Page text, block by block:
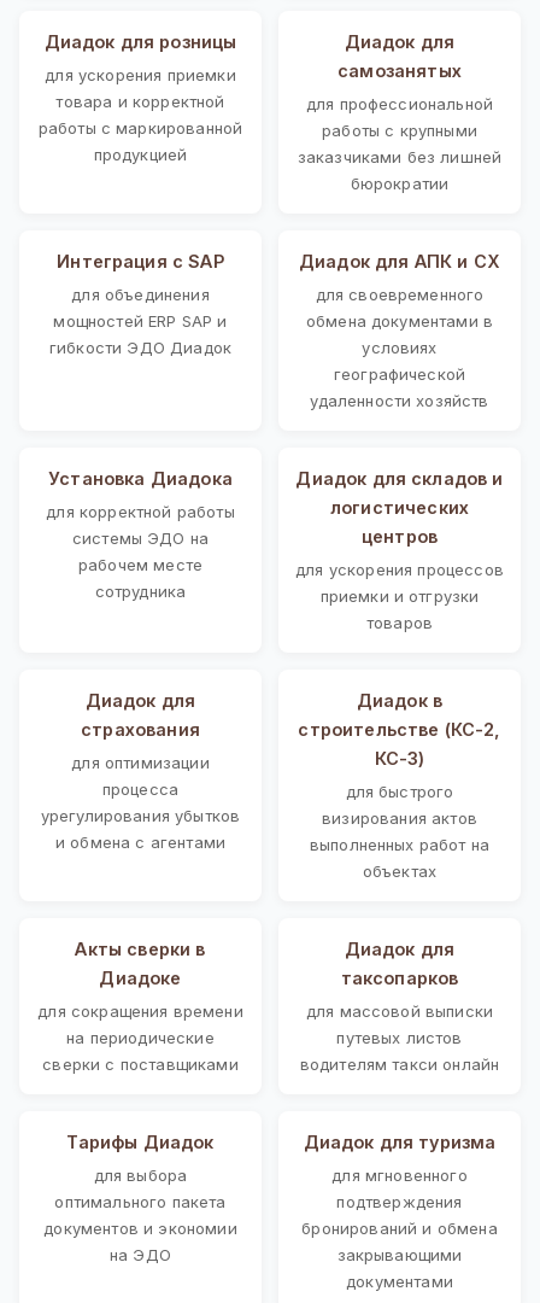
Диадок для розницы
для ускорения приемки
товара и корректной
работы с маркированной
продукцией
Диадок для
самозанятых
для профессиональной
работы с крупными
заказчиками без лишней
бюрократии
Интеграция с SAP
для объединения
мощностей ERP SAP и
гибкости ЭДО Диадок
Диадок для АПК и СХ
для своевременного
обмена документами в
условиях
географической
удаленности хозяйств
Установка Диадока
для корректной работы
системы ЭДО на
рабочем месте
сотрудника
Диадок для складов и
логистических
центров
для ускорения процессов
приемки и отгрузки
товаров
Диадок для
страхования
для оптимизации
процесса
урегулирования убытков
и обмена с агентами
Диадок в
строительстве (КС-2,
КС-3)
для быстрого
визирования актов
выполненных работ на
объектах
Акты сверки в
Диадоке
для сокращения времени
на периодические
сверки с поставщиками
Диадок для
таксопарков
для массовой выписки
путевых листов
водителям такси онлайн
Тарифы Диадок
для выбора
оптимального пакета
документов и экономии
на ЭДО
Диадок для туризма
для мгновенного
подтверждения
бронирований и обмена
закрывающими
документами